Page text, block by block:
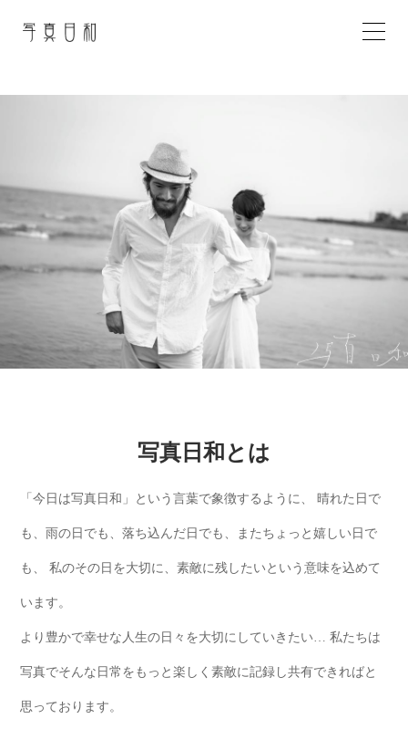
写真日和とは
「今日は写真日和」という言葉で象徴するように、 晴れた日で
も、雨の日でも、落ち込んだ日でも、またちょっと嬉しい日で
も、 私のその日を大切に、素敵に残したいという意味を込めて
います。
より豊かで幸せな人生の日々を大切にしていきたい… 私たちは
写真でそんな日常をもっと楽しく素敵に記録し共有できればと
思っております。